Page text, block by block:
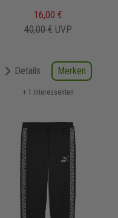
16,00 €
40,00 € UVP
Details Merken
+ 1 Interessenten